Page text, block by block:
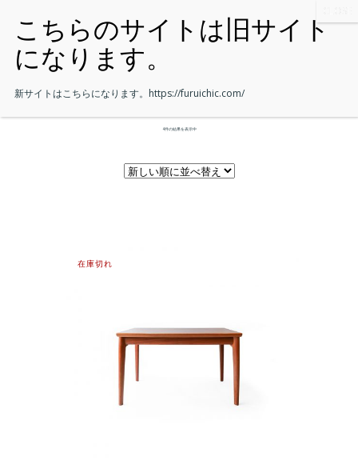
4件の結果を表示中
在庫切れ
新サイトはこちらになります。 https://furuichic.com/